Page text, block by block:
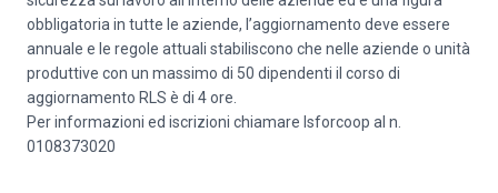
obbligatoria in tutte le aziende, l’aggiornamento deve essere
annuale e le regole attuali stabiliscono che nelle aziende o unità
produttive con un massimo di 50 dipendenti il corso di
aggiornamento RLS è di 4 ore.
Per informazioni ed iscrizioni chiamare Isforcoop al n.
0108373020